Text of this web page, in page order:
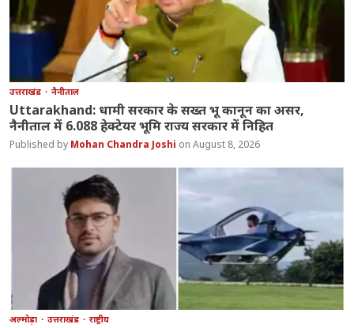
उत्तराखंड नैनीताल
Uttarakhand: धामी सरकार के सख्त भू कानून का असर,
नैनीताल में 6.088 हेक्टेयर भूमि राज्य सरकार में निहित
Mohan Chandra Joshi August 8, 2026
अल्मोड़ा उत्तराखंड राष्ट्रीय